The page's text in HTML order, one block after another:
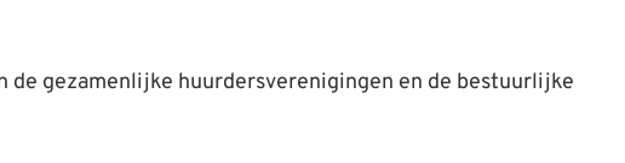
gezamenlijke huurdersverenigingen en de bestuurlijke